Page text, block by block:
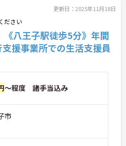
更新日：2025年11月18日
ださい
《八王子駅徒歩5分》年間
援事業所での生活支援員
～程度 諸手当込み
市